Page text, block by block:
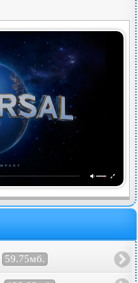
59.75мб.